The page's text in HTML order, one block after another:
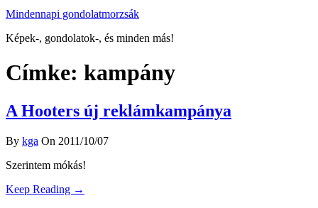
Mindennapi gondolatmorzsák
Képek-, gondolatok-, és minden más!
Címke: kampány
A Hooters új reklámkampánya
By kga On 2011/10/07
Szerintem mókás!
Keep Reading →